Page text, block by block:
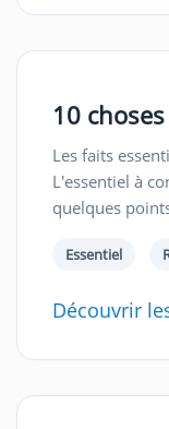
10
Les faits
L'essentiel à
quelques
Essentiel
Découvrir